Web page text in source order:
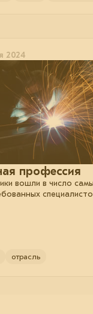
2024
профессия
вошли в число
отрасль